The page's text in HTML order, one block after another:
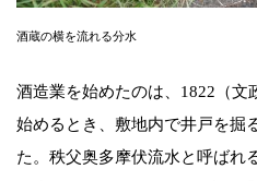
酒蔵の横を流れる分水
酒造業を始めたのは、1822（文
始めるとき、敷地内で井戸を掘
た。秩父奥多摩伏流水と呼ばれ